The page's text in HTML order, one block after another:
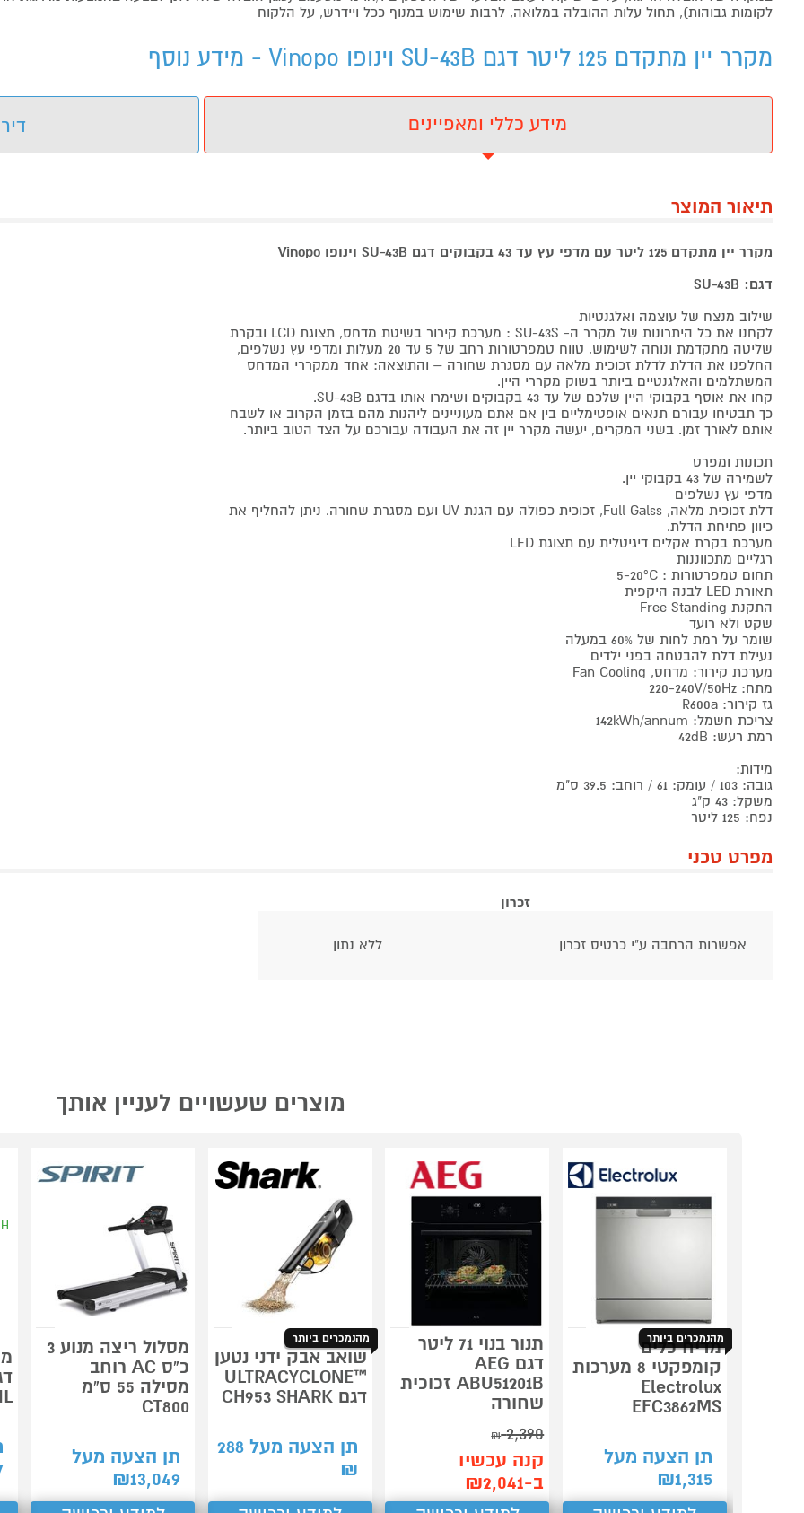
לקומות גבוהות), תחול עלות ההובלה במלואה, לרבות שימוש במנוף ככל ויידרש, על הלקוח
מקרר יין מתקדם 125 ליטר דגם SU-43B וינופו Vinopo - מידע נוסף
מידע כללי ומאפיינים
תיאור המוצר
מקרר יין מתקדם 125 ליטר עם מדפי עץ עד 43 בקבוקים דגם SU-43B וינופו Vinopo
דגם: SU-43B
שילוב מנצח של עוצמה ואלגנטיות
לקחנו את כל היתרונות של מקרר ה- SU-43S : מערכת קירור בשיטת מדחס, תצוגת LCD ובקרת
שליטה מתקדמת ונוחה לשימוש, טווח טמפרטורות רחב של 5 עד 20 מעלות ומדפי עץ נשלפים,
החלפנו את הדלת לדלת זכוכית מלאה עם מסגרת שחורה – והתוצאה: אחד ממקררי המדחס
המשתלמים והאלגנטיים ביותר בשוק מקררי היין.
קחו את אוסף בקבוקי היין שלכם של עד 43 בקבוקים ושימרו אותו בדגם SU-43B.
כך תבטיחו עבורם תנאים אופטימליים בין אם אתם מעוניינים ליהנות מהם בזמן הקרוב או לשבח
אותם לאורך זמן. בשני המקרים, יעשה מקרר יין זה את העבודה עבורכם על הצד הטוב ביותר.
תכונות ומפרט
לשמירה של 43 בקבוקי יין.
מדפי עץ נשלפים
דלת זכוכית מלאה, Full Galss, זכוכית כפולה עם הגנת UV ועם מסגרת שחורה. ניתן להחליף את
כיוון פתיחת הדלת.
מערכת בקרת אקלים דיגיטלית עם תצוגת LED
רגליים מתכווננות
תחום טמפרטורות : 5-20ºC
תאורת LED לבנה היקפית
התקנת Free Standing
שקט ולא רועד
שומר על רמת לחות של 60% במעלה
נעילת דלת להבטחה בפני ילדים
מערכת קירור: מדחס, Fan Cooling
מתח: 220-240V/50Hz
גז קירור: R600a
צריכת חשמל: 142kWh/annum
רמת רעש: 42dB
מידות:
גובה: 103 / עומק: 61 / רוחב: 39.5 ס"מ
משקל: 43 ק"ג
נפח: 125 ליטר
מפרט טכני
זכרון
אפשרות הרחבה ע"י כרטיס זכרון ללא נתון
מוצרים שעשויים לעניין אותך
מהנמכרים ביותר
מדיח כלים
קומפקטי 8 מערכות
Electrolux
EFC3862MS
תן הצעה מעל
1,315
₪
תנור בנוי 71 ליטר
דגם AEG
ABU51201B זכוכית
שחורה
2,390
₪
קנה עכשיו
ב-₪2,041
מהנמכרים ביותר
שואב אבק ידני נטען
™ULTRACYCLONE
דגם CH953 SHARK
תן הצעה מעל288
₪
מסלול ריצה מנוע 3
כ"ס AC רוחב
מסילה 55 ס"מ
CT800
תן הצעה מעל
13,049
₪